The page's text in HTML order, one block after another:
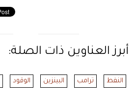
أبرز العناوين ذات الصلة:
النفط ترامب البينزين الوقود